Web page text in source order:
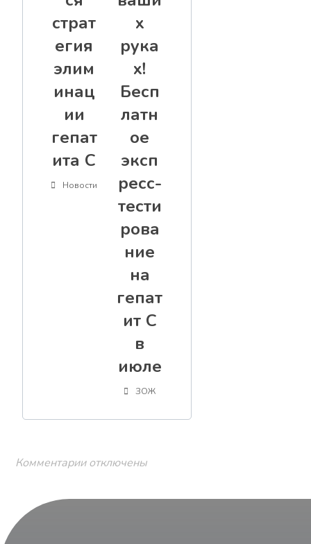
страт
егия
элим
инац
ии
гепат
ита С
Новости
х
рука
х!
Бесп
латн
ое
эксп
ресс-
тести
рова
ние
на
гепат
ит С
в
июле
ЗОЖ
Комментарии отключены